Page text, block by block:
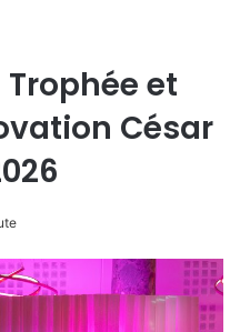
et
César